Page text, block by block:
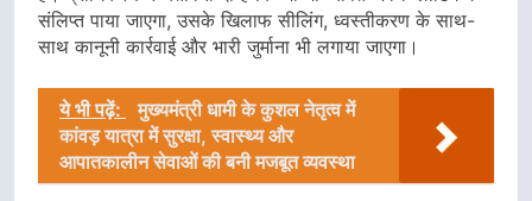
संलिप्त पाया जाएगा, उसके खिलाफ सीलिंग, ध्वस्तीकरण के साथ-
साथ कानूनी कार्रवाई और भारी जुर्माना भी लगाया जाएगा।
ये भी पढ़ें:
मुख्यमंत्री धामी के कुशल नेतृत्व में
कांवड़ यात्रा में सुरक्षा, स्वास्थ्य और
आपातकालीन सेवाओं की बनी मजबूत व्यवस्था